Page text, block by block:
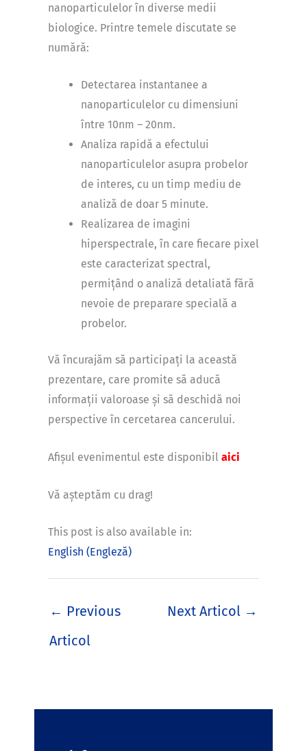
nanoparticulelor în diverse medii
biologice. Printre temele discutate se
numără:
Detectarea instantanee a
nanoparticulelor cu dimensiuni
între 10nm – 20nm.
Analiza rapidă a efectului
nanoparticulelor asupra probelor
de interes, cu un timp mediu de
analiză de doar 5 minute.
Realizarea de imagini
hiperspectrale, în care fiecare pixel
este caracterizat spectral,
permițând o analiză detaliată fără
nevoie de preparare specială a
probelor.
Vă încurajăm să participați la această
prezentare, care promite să aducă
informații valoroase și să deschidă noi
perspective în cercetarea cancerului.
Afișul evenimentul este disponibil aici
Vă așteptăm cu drag!
This post is also available in:
English (Engleză)
← Previous
Articol
Next Articol →